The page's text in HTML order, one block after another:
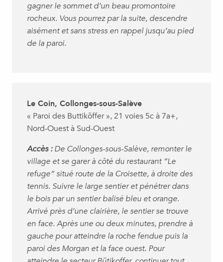
gagner le sommet d’un beau promontoire
rocheux. Vous pourrez par la suite, descendre
aisément et sans stress en rappel jusqu’au pied
de la paroi.
Le Coin, Collonges-sous-Salève
« Paroi des Buttiköffer », 21 voies 5c à 7a+,
Nord-Ouest à Sud-Ouest
Accès :De Collonges-sous-Salève, remonter le
village et se garer à côté du restaurant “Le
refuge” situé route de la Croisette, à droite des
tennis. Suivre le large sentier et pénétrer dans
le bois par un sentier balisé bleu et orange.
Arrivé près d’une clairière, le sentier se trouve
en face. Après une ou deux minutes, prendre à
gauche pour atteindre la roche fendue puis la
paroi des Morgan et la face ouest. Pour